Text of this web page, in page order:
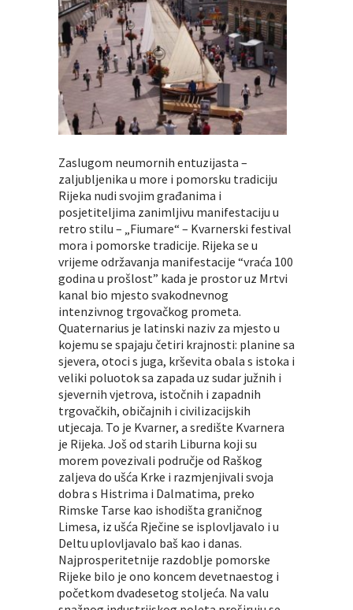
Zaslugom neumornih entuzijasta –
zaljubljenika u more i pomorsku tradiciju
Rijeka nudi svojim građanima i
posjetiteljima zanimljivu manifestaciju u
retro stilu – „Fiumare“ – Kvarnerski festival
mora i pomorske tradicije. Rijeka se u
vrijeme održavanja manifestacije “vraća 100
godina u prošlost” kada je prostor uz Mrtvi
kanal bio mjesto svakodnevnog
intenzivnog trgovačkog prometa.
Quaternarius je latinski naziv za mjesto u
kojemu se spajaju četiri krajnosti: planine sa
sjevera, otoci s juga, krševita obala s istoka i
veliki poluotok sa zapada uz sudar južnih i
sjevernih vjetrova, istočnih i zapadnih
trgovačkih, običajnih i civilizacijskih
utjecaja. To je Kvarner, a središte Kvarnera
je Rijeka. Još od starih Liburna koji su
morem povezivali područje od Raškog
zaljeva do ušća Krke i razmjenjivali svoja
dobra s Histrima i Dalmatima, preko
Rimske Tarse kao ishodišta graničnog
Limesa, iz ušća Rječine se isplovljavalo i u
Deltu uplovljavalo baš kao i danas.
Najprosperitetnije razdoblje pomorske
Rijeke bilo je ono koncem devetnaestog i
početkom dvadesetog stoljeća. Na valu